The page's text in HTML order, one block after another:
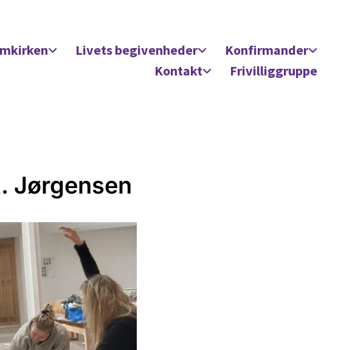
Livets begivenheder
Konfirmander
Kontakt
Frivilliggruppe
Jørgensen